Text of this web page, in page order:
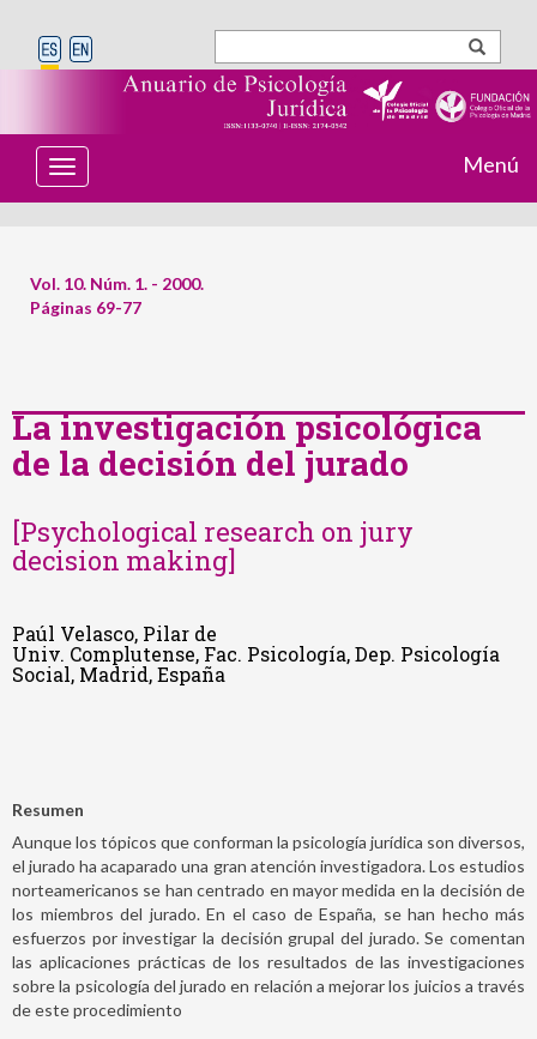
T
o
g
n
a
t
i
o
n
Menú
Vol. 10. Núm. 1. - 2000.
Páginas 69-77
La investigación psicológica
de la decisión del jurado
[Psychological research on jury
decision making]
Paúl Velasco, Pilar de
Univ. Complutense, Fac. Psicología, Dep. Psicología
Social, Madrid, España
Resumen
Aunque los tópicos que conforman la psicología jurídica son diversos,
el jurado ha acaparado una gran atención investigadora. Los estudios
norteamericanos se han centrado en mayor medida en la decisión de
los miembros del jurado. En el caso de España, se han hecho más
esfuerzos por investigar la decisión grupal del jurado. Se comentan
las aplicaciones prácticas de los resultados de las investigaciones
sobre la psicología del jurado en relación a mejorar los juicios a través
de este procedimiento